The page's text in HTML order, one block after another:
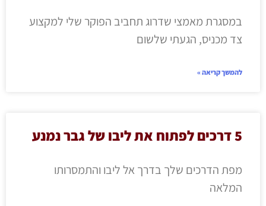
במסגרת מאמצי שדרוג תחביב הפוקר שלי למקצוע
צד מכניס, הגעתי שלשום
להמשך קריאה »
5 דרכים לפתוח את ליבו של גבר נמנע
מפת הדרכים שלך בדרך אל ליבו והתמסרותו
המלאה